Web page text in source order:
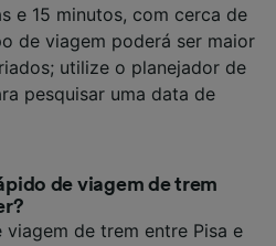
e 15 minutos, com cerca de
de viagem poderá ser maior
utilize o planejador de
pesquisar uma data de
de viagem de trem
de trem entre Pisa e